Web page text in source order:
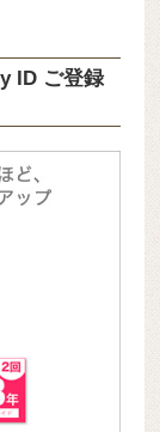
ID ご登録